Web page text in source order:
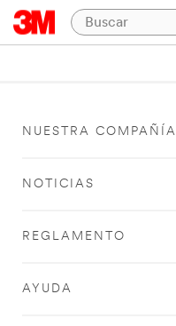
NUESTRA COMPAÑÍA
NOTICIAS
REGLAMENTO
AYUDA